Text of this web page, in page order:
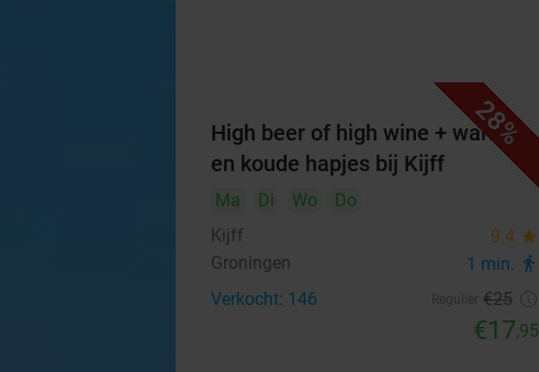
28%
High beer of high wine + warme
en koude hapjes bij Kijff
Ma Di Wo
Do
Kijff
9.4 star
Groningen 1 min. directions_walk
Verkocht: 146 €25
€17,95